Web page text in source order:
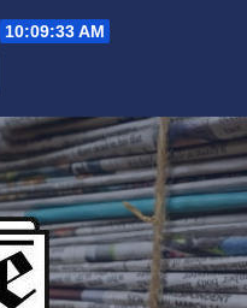
10:09:34 AM